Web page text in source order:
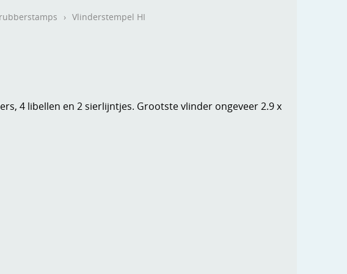
› Vlinderstempel HI
4 libellen en 2 sierlijntjes. Grootste vlinder ongeveer 2.9 x